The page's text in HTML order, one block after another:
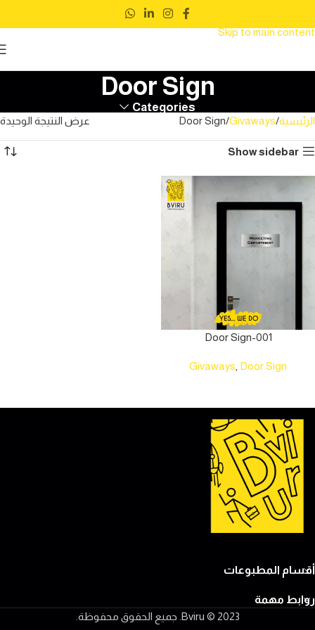
Skip to main content
Door Sign
Categories
الرئيسية Givaways
Door Sign عرض النتيجة الوحيدة
Show sidebar
Door Sign-001
Givaways Door Sign
أقسام المطبوعات
روابط مهمة
2023 © Bviru. جميع الحقوق محفوظة.